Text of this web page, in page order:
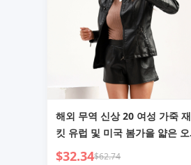
해외 무역 신상 20 여성 가죽 재
킷 유럽 및 미국 봄가을 얇은 오
토바이 재킷 유럽 사이즈 가죽 코
$32.34$62.74